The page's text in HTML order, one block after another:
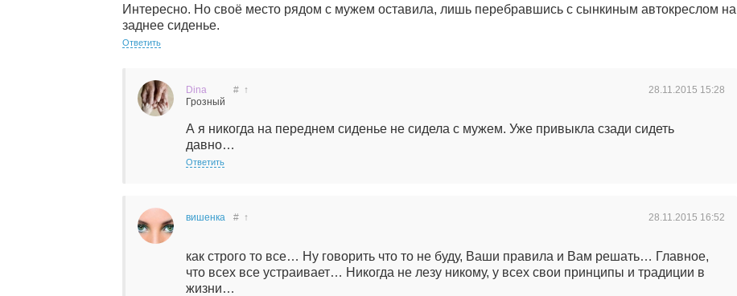
Интересно. Но своё место рядом с мужем оставила, лишь перебравшись с сынкиным автокреслом на
заднее сиденье.
Ответить
Dina
Грозный
28.11.2015 15:28
# ↑
А я никогда на переднем сиденье не сидела с мужем. Уже привыкла сзади сидеть
давно…
Ответить
вишенка 28.11.2015 16:52
# ↑
как строго то все… Ну говорить что то не буду, Ваши правила и Вам решать… Главное,
что всех все устраивает… Никогда не лезу никому, у всех свои принципы и традиции в
жизни…